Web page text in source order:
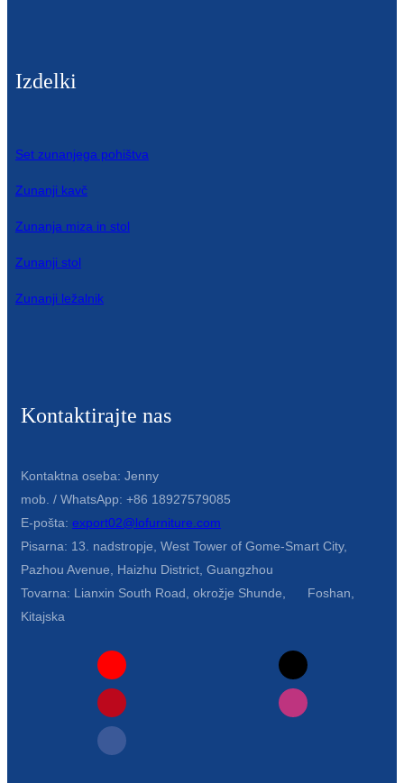
Izdelki
Set zunanjega pohištva
Zunanji kavč
Zunanja miza in stol
Zunanji stol
Zunanji ležalnik
Kontaktirajte nas
Kontaktna oseba: Jenny
mob. / WhatsApp: +86 18927579085
E-pošta: export02@lofurniture.com
Pisarna: 13. nadstropje, West Tower of Gome-Smart City,
Pazhou Avenue, Haizhu District, Guangzhou
Tovarna: Lianxin South Road, okrožje Shunde, Foshan,
Kitajska